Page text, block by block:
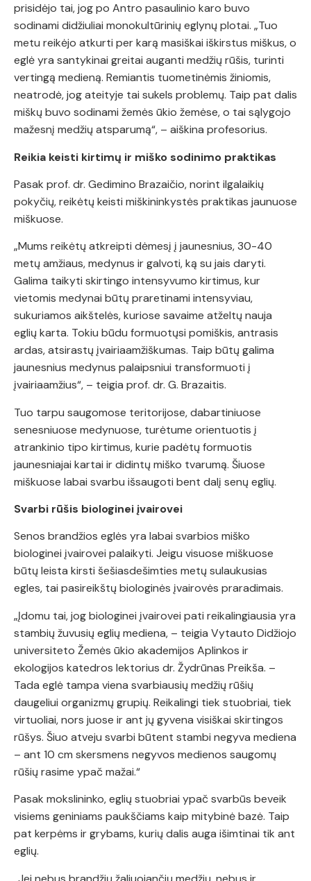
prisidėjo tai, jog po Antro pasaulinio karo buvo
sodinami didžiuliai monokultūrinių eglynų plotai. „Tuo
metu reikėjo atkurti per karą masiškai iškirstus miškus, o
eglė yra santykinai greitai auganti medžių rūšis, turinti
vertingą medieną. Remiantis tuometinėmis žiniomis,
neatrodė, jog ateityje tai sukels problemų. Taip pat dalis
miškų buvo sodinami žemės ūkio žemėse, o tai sąlygojo
mažesnį medžių atsparumą“, – aiškina profesorius.
Reikia keisti kirtimų ir miško sodinimo praktikas
Pasak prof. dr. Gedimino Brazaičio, norint ilgalaikių
pokyčių, reikėtų keisti miškininkystės praktikas jaunuose
miškuose.
„Mums reikėtų atkreipti dėmesį į jaunesnius, 30-40
metų amžiaus, medynus ir galvoti, ką su jais daryti.
Galima taikyti skirtingo intensyvumo kirtimus, kur
vietomis medynai būtų praretinami intensyviau,
sukuriamos aikštelės, kuriose savaime atželtų nauja
eglių karta. Tokiu būdu formuotųsi pomiškis, antrasis
ardas, atsirastų įvairiaamžiškumas. Taip būtų galima
jaunesnius medynus palaipsniui transformuoti į
įvairiaamžius“, – teigia prof. dr. G. Brazaitis.
Tuo tarpu saugomose teritorijose, dabartiniuose
senesniuose medynuose, turėtume orientuotis į
atrankinio tipo kirtimus, kurie padėtų formuotis
jaunesniajai kartai ir didintų miško tvarumą. Šiuose
miškuose labai svarbu išsaugoti bent dalį senų eglių.
Svarbi rūšis biologinei įvairovei
Senos brandžios eglės yra labai svarbios miško
biologinei įvairovei palaikyti. Jeigu visuose miškuose
būtų leista kirsti šešiasdešimties metų sulaukusias
egles, tai pasireikštų biologinės įvairovės praradimais.
„Įdomu tai, jog biologinei įvairovei pati reikalingiausia yra
stambių žuvusių eglių mediena, – teigia Vytauto Didžiojo
universiteto Žemės ūkio akademijos Aplinkos ir
ekologijos katedros lektorius dr. Žydrūnas Preikša. –
Tada eglė tampa viena svarbiausių medžių rūšių
daugeliui organizmų grupių. Reikalingi tiek stuobriai, tiek
virtuoliai, nors juose ir ant jų gyvena visiškai skirtingos
rūšys. Šiuo atveju svarbi būtent stambi negyva mediena
– ant 10 cm skersmens negyvos medienos saugomų
rūšių rasime ypač mažai.“
Pasak mokslininko, eglių stuobriai ypač svarbūs beveik
visiems geniniams paukščiams kaip mitybinė bazė. Taip
pat kerpėms ir grybams, kurių dalis auga išimtinai tik ant
eglių.